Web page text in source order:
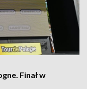
Finał w